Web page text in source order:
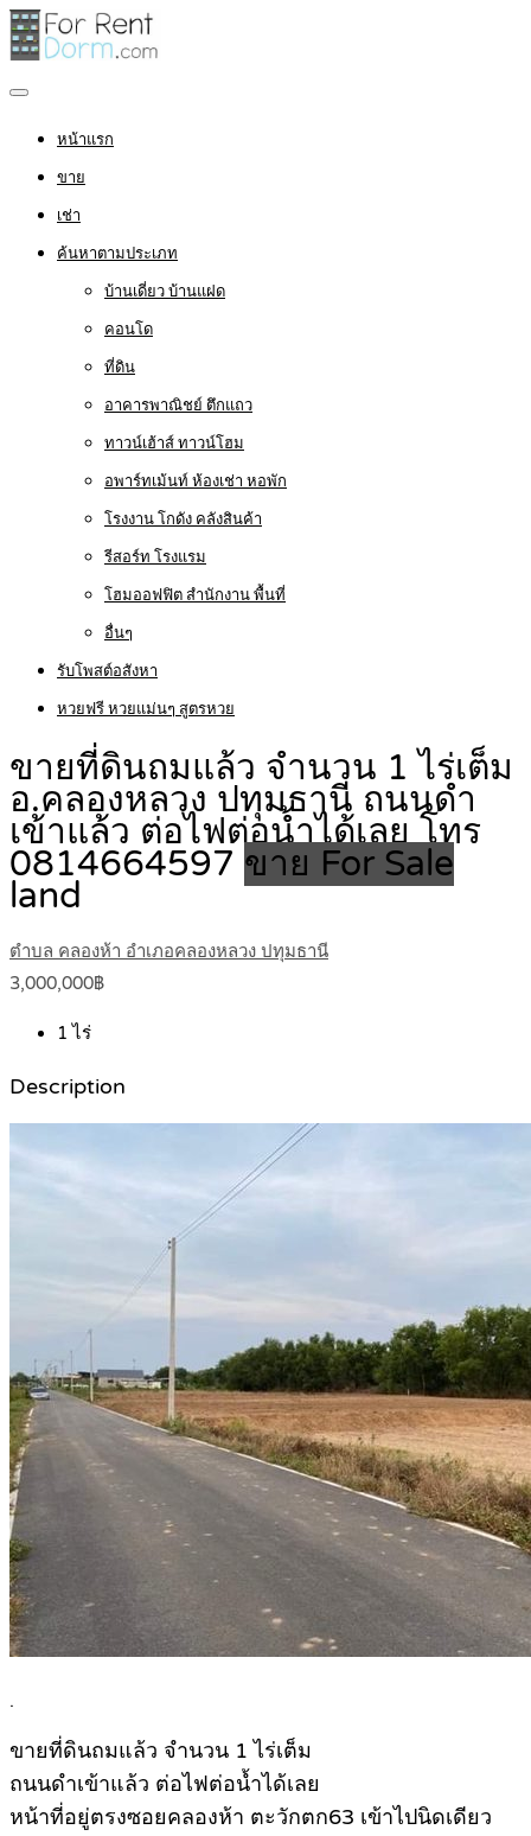
หน้าแรก
ขาย
เช่า
ค้นหาตามประเภท
บ้านเดี่ยว บ้านแฝด
คอนโด
ที่ดิน
อาคารพาณิชย์ ตึกแถว
ทาวน์เฮ้าส์ ทาวน์โฮม
อพาร์ทเม้นท์ ห้องเช่า หอพัก
โรงงาน โกดัง คลังสินค้า
รีสอร์ท โรงแรม
โฮมออฟฟิต สำนักงาน พื้นที่
อื่นๆ
รับโพสต์อสังหา
หวยฟรี หวยแม่นๆ สูตรหวย
ขายที่ดินถมแล้ว จำนวน 1 ไร่เต็ม
อ.คลองหลวง ปทุมธานี ถนนดำ
เข้าแล้ว ต่อไฟต่อน้ำได้เลย โทร
0814664597 ขาย For Sale
land
ตำบล คลองห้า อำเภอคลองหลวง ปทุมธานี
3,000,000฿
1 ไร่
Description
.
ขายที่ดินถมแล้ว จำนวน 1 ไร่เต็ม
ถนนดำเข้าแล้ว ต่อไฟต่อน้ำได้เลย
หน้าที่อยู่ตรงซอยคลองห้า ตะวักตก63 เข้าไปนิดเดียว